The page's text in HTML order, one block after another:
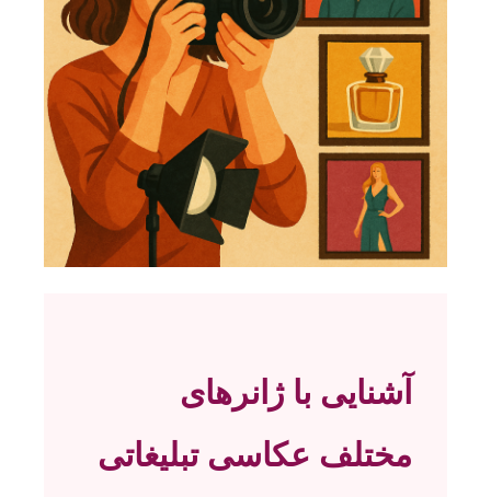
آشنایی با ژانرهای
مختلف عکاسی تبلیغاتی